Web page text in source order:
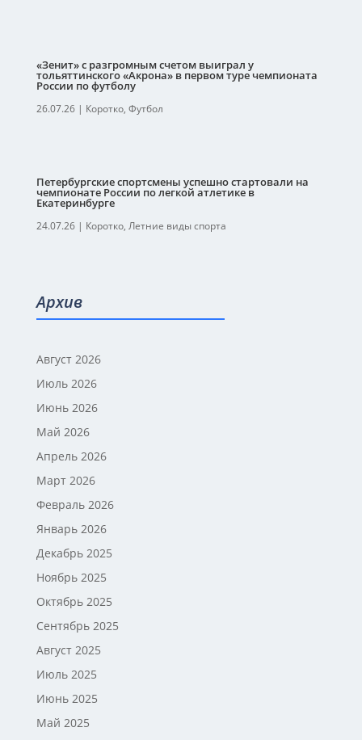
«Зенит» с разгромным счетом выиграл у
тольяттинского «Акрона» в первом туре чемпионата
России по футболу
26.07.26| Коротко, Футбол
Петербургские спортсмены успешно стартовали на
чемпионате России по легкой атлетике в
Екатеринбурге
24.07.26| Коротко, Летние виды спорта
Архив
Август 2026
Июль 2026
Июнь 2026
Май 2026
Апрель 2026
Март 2026
Февраль 2026
Январь 2026
Декабрь 2025
Ноябрь 2025
Октябрь 2025
Сентябрь 2025
Август 2025
Июль 2025
Июнь 2025
Май 2025